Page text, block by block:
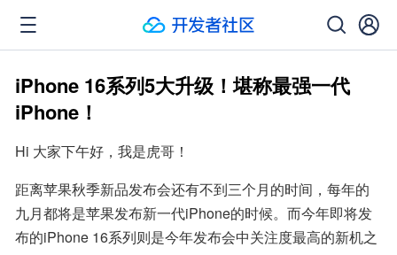
iPhone 16系列5大升级！堪称最强一代
iPhone！
Hi 大家下午好，我是虎哥！
距离苹果秋季新品发布会还有不到三个月的时间，每年的
九月都将是苹果发布新一代iPhone的时候。而今年即将发
布的iPhone 16系列则是今年发布会中关注度最高的新机之